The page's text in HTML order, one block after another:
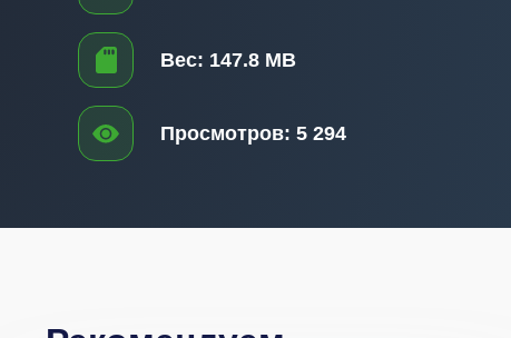
Вес: 147.8 MB
Просмотров: 5 294